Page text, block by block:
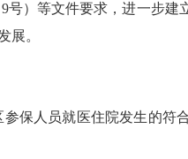
）等文件要求，进一步
展。
保人员就医住院发生的符